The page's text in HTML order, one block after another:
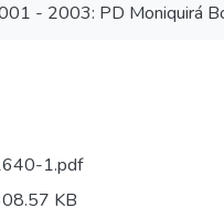
- 2003: PD Moniquirá
1.pdf
KB